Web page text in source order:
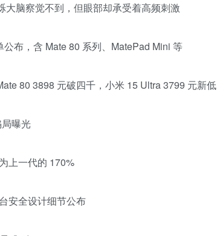
大脑察觉不到，但眼部却承受着高频刺激
布，含 Mate 80 系列、MatePad Mini 等
80 3898 元破四千，小米 15 Ultra 3799 元新低
曝光
上一代的 170%
安全设计细节公布